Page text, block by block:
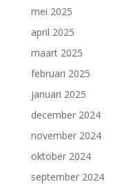
mei 2025
april 2025
maart 2025
februari 2025
januari 2025
december 2024
november 2024
oktober 2024
september 2024